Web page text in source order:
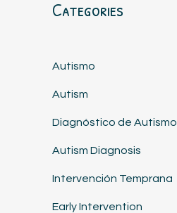
Categories
Autismo
Autism
Diagnóstico de Autismo
Autism Diagnosis
Intervención Temprana
Early Intervention